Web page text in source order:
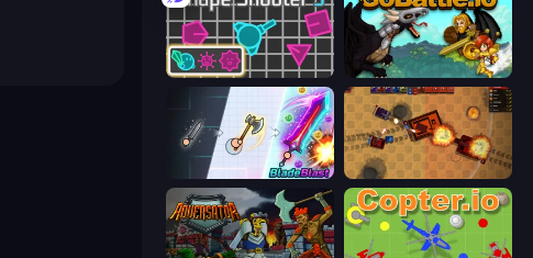
Shape Shooter 3 GoBattle.io
BladeBlast.io Tanko.io